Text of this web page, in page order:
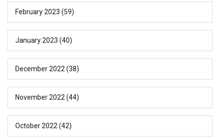
February 2023 (59)
January 2023 (40)
December 2022 (38)
November 2022 (44)
October 2022 (42)